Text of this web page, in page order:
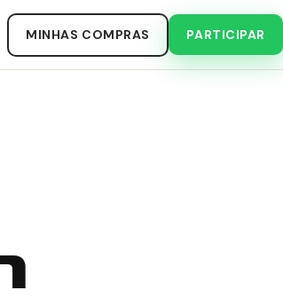
MINHAS COMPRAS PARTICIPAR